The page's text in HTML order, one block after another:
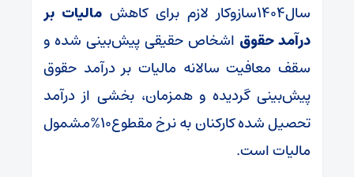
سال۱۴۰۴سازوکار لازم برای کاهش
مالیات بر
درآمد حقوق اشخاص حقیقی پیش‌بینی شده و
سقف معافیت سالانه مالیات بر درآمد حقوق
پیش‌بینی گردیده و همزمان، بخشی از درآمد
تحصیل شده کارکنان به نرخ مقطوع۱۰%مشمول
مالیات است.